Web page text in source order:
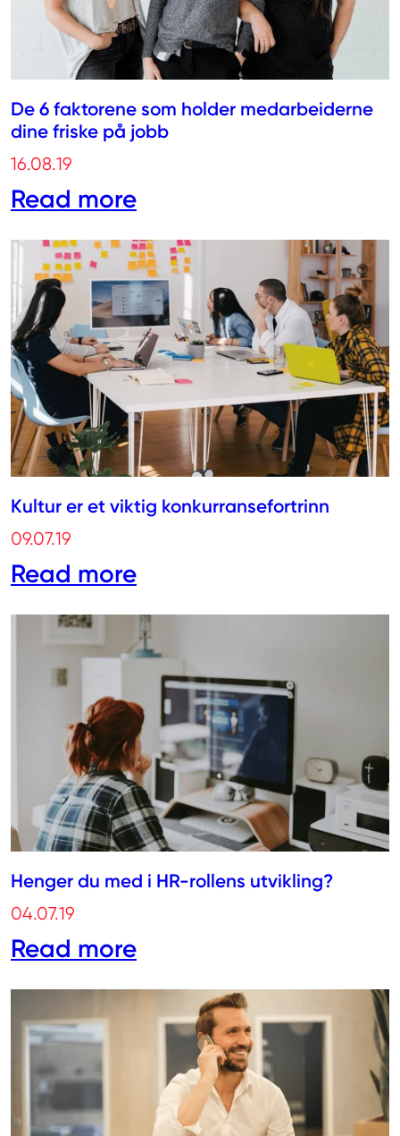
De 6 faktorene som holder medarbeiderne
dine friske på jobb
16.08.19
Read more
Kultur er et viktig konkurransefortrinn
09.07.19
Read more
Henger du med i HR-rollens utvikling?
04.07.19
Read more